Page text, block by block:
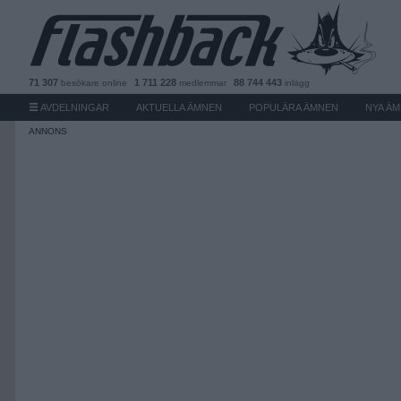
71 307 besökare online 1 711 228 medlemmar 88 744 443 inlägg
AVDELNINGAR AKTUELLA ÄMNEN POPULÄRA ÄMNEN NYA